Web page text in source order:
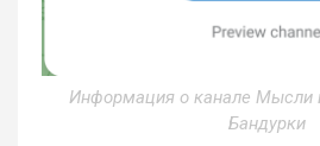
Информация о канале Мысли
Бандурки